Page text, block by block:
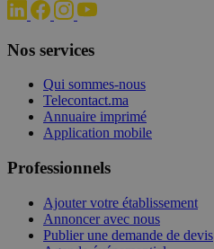
Nos services
Qui sommes-nous
Telecontact.ma
Annuaire imprimé
Application mobile
Professionnels
Ajouter votre établissement
Annoncer avec nous
Publier une demande de devis